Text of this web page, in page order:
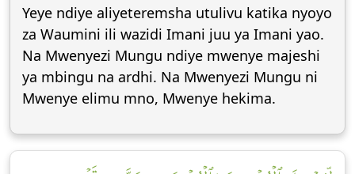
Yeye ndiye aliyeteremsha utulivu katika nyoyo
za Waumini ili wazidi Imani juu ya Imani yao.
Na Mwenyezi Mungu ndiye mwenye majeshi
ya mbingu na ardhi. Na Mwenyezi Mungu ni
Mwenye elimu mno, Mwenye hekima.